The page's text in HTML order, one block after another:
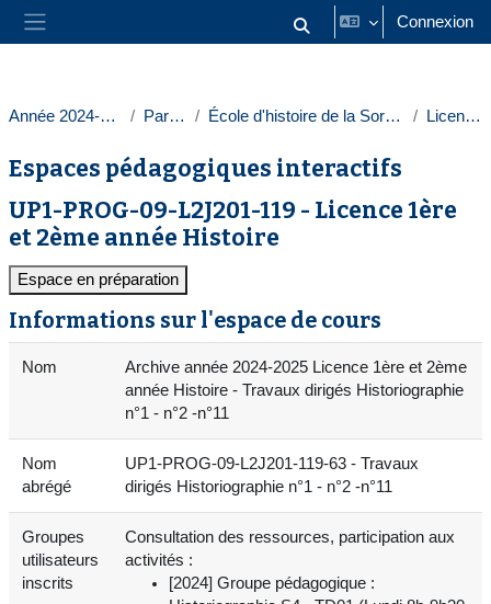
Passer au contenu principal
Panneau latéral Activer/désactiver la saisie
Connexion
Année 2024-2025 Paris 1 École d'histoire de la Sorbonne Licences
Espaces pédagogiques interactifs
UP1-PROG-09-L2J201-119 - Licence 1ère
et 2ème année Histoire
Espace en préparation
Informations sur l'espace de cours
Nom
Archive année 2024-2025 Licence 1ère et 2ème
année Histoire - Travaux dirigés Historiographie
n°1 - n°2 -n°11
Nom
abrégé
UP1-PROG-09-L2J201-119-63 - Travaux
dirigés Historiographie n°1 - n°2 -n°11
Groupes
utilisateurs
inscrits
Consultation des ressources, participation aux
activités :
[2024] Groupe pédagogique :